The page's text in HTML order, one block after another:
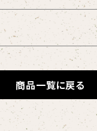
商品一覧に戻る